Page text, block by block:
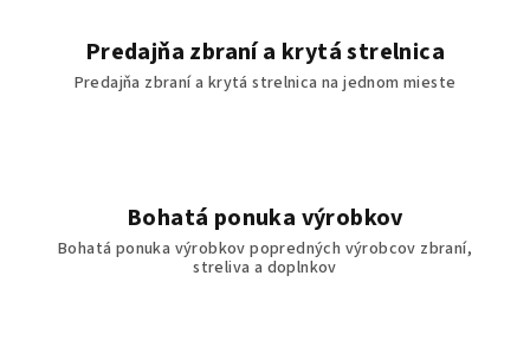
Predajňa zbraní a krytá strelnica
Predajňa zbraní a krytá strelnica na jednom mieste
Bohatá ponuka výrobkov
Bohatá ponuka výrobkov popredných výrobcov zbraní,
streliva a doplnkov